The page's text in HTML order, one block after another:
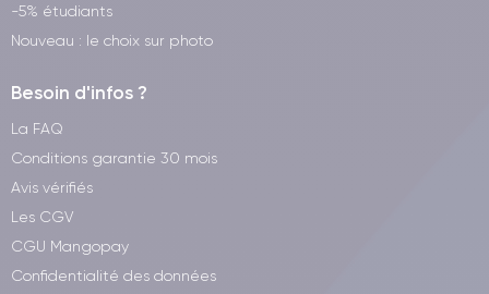
-5% étudiants
Nouveau : le choix sur photo
Besoin d'infos ?
La FAQ
Conditions garantie 30 mois
Avis vérifiés
Les CGV
CGU Mangopay
Confidentialité des données